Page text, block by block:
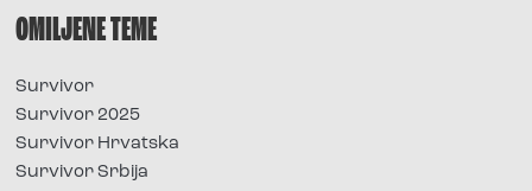
OMILJENE TEME
Survivor
Survivor 2025
Survivor Hrvatska
Survivor Srbija